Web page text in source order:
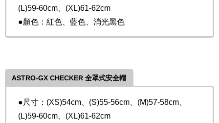
(L)59-60cm、(XL)61-62cm
●顏色：紅色、藍色、消光黑色
ASTRO-GX CHECKER 全罩式安全帽
●尺寸：(XS)54cm、(S)55-56cm、(M)57-58cm、
(L)59-60cm、(XL)61-62cm